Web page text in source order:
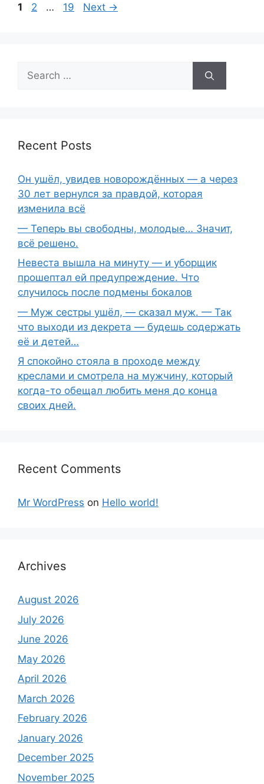
k
Page
1 Page
2 … Page
19 Next →
Search
for:
Recent Posts
Он ушёл, увидев новорождённых — а через
30 лет вернулся за правдой, которая
изменила всё
— Теперь вы свободны, молодые… Значит,
всё решено.
Невеста вышла на минуту — и уборщик
прошептал ей предупреждение. Что
случилось после подмены бокалов
— Муж сестры ушёл, — сказал муж. — Так
что выходи из декрета — будешь содержать
её и детей…
Я спокойно стояла в проходе между
креслами и смотрела на мужчину, который
когда-то обещал любить меня до конца
своих дней.
Recent Comments
Mr WordPress on Hello world!
Archives
August 2026
July 2026
June 2026
May 2026
April 2026
March 2026
February 2026
January 2026
December 2025
November 2025